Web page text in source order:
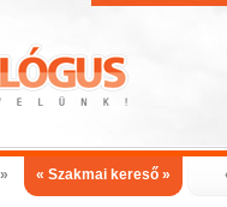
« Szakmai kereső »